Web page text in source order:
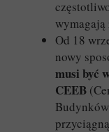
Od 18
nowy
musi być
CEEB